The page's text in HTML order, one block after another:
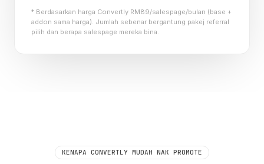
* Berdasarkan harga Convertly RM89/salespage/bulan (base +
addon sama harga). Jumlah sebenar bergantung pakej referral
pilih dan berapa salespage mereka bina.
KENAPA CONVERTLY MUDAH NAK PROMOTE